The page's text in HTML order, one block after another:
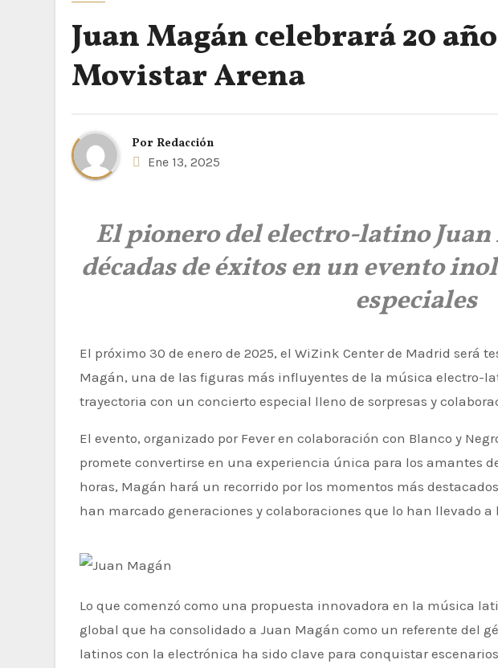
Juan Magán celebrará 20
Movistar Arena
Por Redacción
Ene 13, 2025
El pionero del electro-latino Juan
décadas de éxitos en un evento
especiales
El próximo 30 de enero de 2025, el WiZink Center de Madrid será testigo de una celebración histórica: Juan
Magán, una de las figuras más influyentes de la música electro-
trayectoria con un concierto especial lleno de sorpresas y
El evento, organizado por Fever en colaboración con Blanco y
promete convertirse en una experiencia única para los amantes
horas, Magán hará un recorrido por los momentos más
han marcado generaciones y colaboraciones que lo han llevado
Lo que comenzó como una propuesta innovadora en la música latina se convirtió en un movimiento
global que ha consolidado a Juan Magán como un referente del
latinos con la electrónica ha sido clave para conquistar